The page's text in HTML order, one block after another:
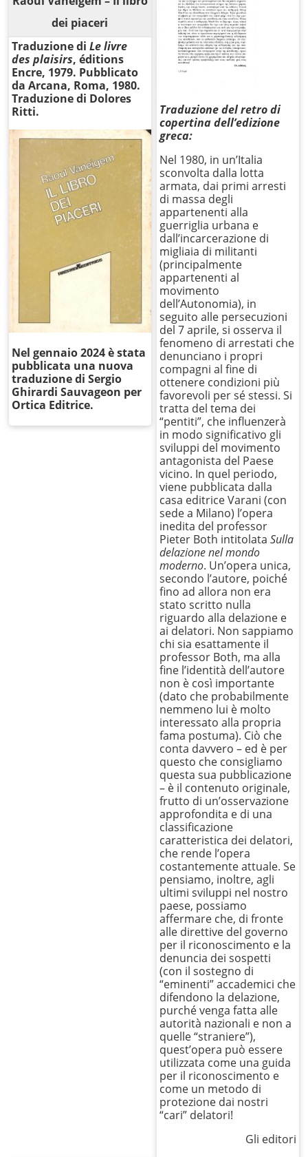
dei piaceri
Traduzione diLe livre
des plaisirs, éditions
Encre, 1979. Pubblicato
da Arcana, Roma, 1980.
Traduzione di Dolores
Ritti.
Nel gennaio 2024 è stata
pubblicata una nuova
traduzione di Sergio
Ghirardi Sauvageon per
Ortica Editrice.
Traduzione del retro di
copertina dell’edizione
greca:
Nel 1980, in un’Italia
sconvolta dalla lotta
armata, dai primi arresti
di massa degli
appartenenti alla
guerriglia urbana e
dall’incarcerazione di
migliaia di militanti
(principalmente
appartenenti al
movimento
dell’Autonomia), in
seguito alle persecuzioni
del 7 aprile, si osserva il
fenomeno di arrestati che
denunciano i propri
compagni al fine di
ottenere condizioni più
favorevoli per sé stessi. Si
tratta del tema dei
“pentiti”, che influenzerà
in modo significativo gli
sviluppi del movimento
antagonista del Paese
vicino. In quel periodo,
viene pubblicata dalla
casa editrice Varani (con
sede a Milano) l’opera
inedita del professor
Pieter Both intitolataSulla
delazione nel mondo
moderno. Un’opera unica,
secondo l’autore, poiché
fino ad allora non era
stato scritto nulla
riguardo alla delazione e
ai delatori. Non sappiamo
chi sia esattamente il
professor Both, ma alla
fine l’identità dell’autore
non è così importante
(dato che probabilmente
nemmeno lui è molto
interessato alla propria
fama postuma). Ciò che
conta davvero – ed è per
questo che consigliamo
questa sua pubblicazione
– è il contenuto originale,
frutto di un’osservazione
approfondita e di una
classificazione
caratteristica dei delatori,
che rende l’opera
costantemente attuale. Se
pensiamo, inoltre, agli
ultimi sviluppi nel nostro
paese, possiamo
affermare che, di fronte
alle direttive del governo
per il riconoscimento e la
denuncia dei sospetti
(con il sostegno di
“eminenti” accademici che
difendono la delazione,
purché venga fatta alle
autorità nazionali e non a
quelle “straniere”),
quest’opera può essere
utilizzata come una guida
per il riconoscimento e
come un metodo di
protezione dai nostri
“cari” delatori!
Gli editori